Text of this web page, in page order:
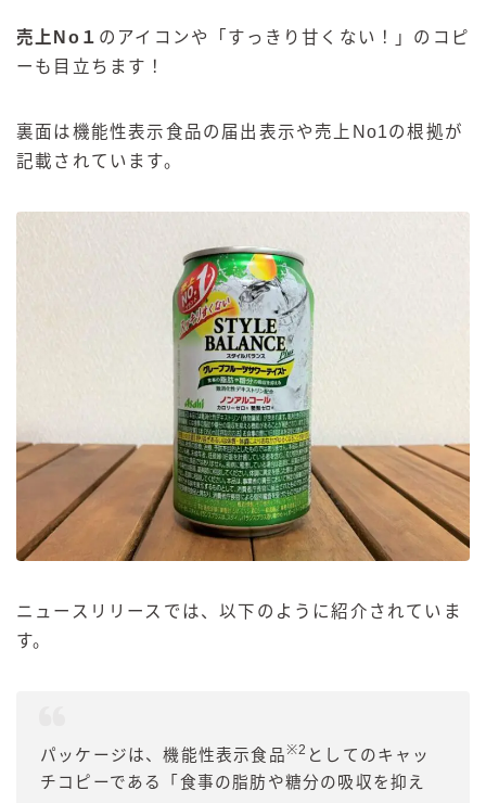
売上No１ のアイコンや「すっきり甘くない！」のコピ
ーも目立ちます！
裏面は機能性表示食品の届出表示や売上No1の根拠が
記載されています。
ニュースリリースでは、以下のように紹介されていま
す。
パッケージは、機能性表示食品※2 としてのキャッ
チコピーである「食事の脂肪や糖分の吸収を抑え